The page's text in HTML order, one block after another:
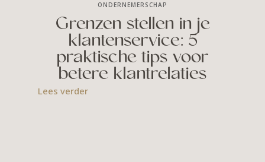
Grenzen stellen in je
klantenservice: 5
praktische tips voor
betere klantrelaties
ONDERNEMERSCHAP
Lees verder